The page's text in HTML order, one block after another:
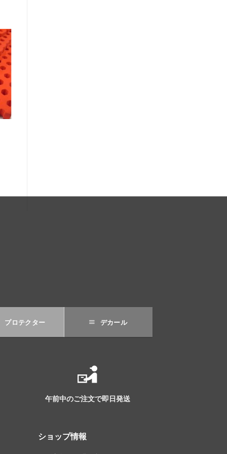
プロテクター デカール
午前中のご注文で即日発送
ショップ情報